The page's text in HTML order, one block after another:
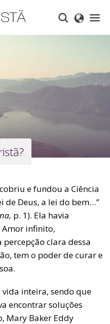
e fundou a Ciência
de Deus, a lei do bem…”
p. 1). Ela havia
Amor infinito,
clara dessa
tem o poder de curar e
inteira, sendo que
encontrar soluções
Mary Baker Eddy